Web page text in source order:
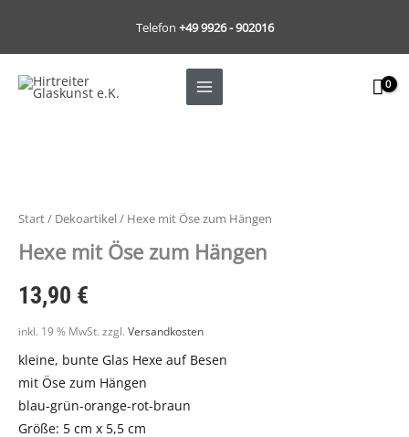
springen
Telefon +49 9926 - 902016
Start/ Dekoartikel/ Hexe mit Öse zum Hängen
Hexe mit Öse zum Hängen
13,90 €
inkl. 19 % MwSt. zzgl. Versandkosten
kleine, bunte Glas Hexe auf Besen
mit Öse zum Hängen
blau-grün-orange-rot-braun
Größe: 5 cm x 5,5 cm